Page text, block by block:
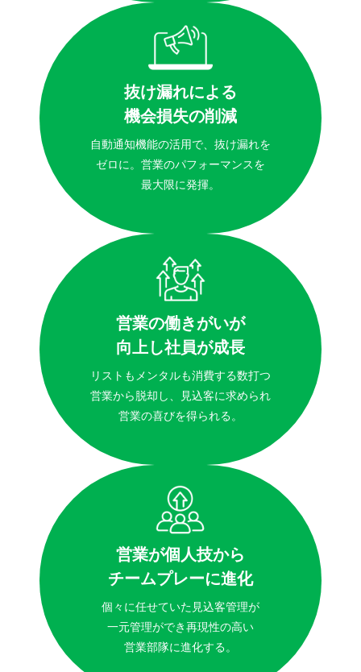
抜け漏れによる
機会損失の削減
自動通知機能の活用で、抜け漏れを
ゼロに。営業のパフォーマンスを
最大限に発揮。
営業の働きがいが
向上し社員が成長
リストもメンタルも消費する数打つ
営業から脱却し、見込客に求められ
営業の喜びを得られる。
営業が個人技から
チームプレーに進化
個々に任せていた見込客管理が
一元管理ができ再現性の高い
営業部隊に進化する。